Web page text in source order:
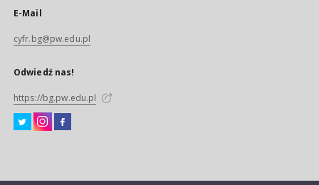
E-Mail
cyfr.bg@pw.edu.pl
Odwiedź nas!
https://bg.pw.edu.pl